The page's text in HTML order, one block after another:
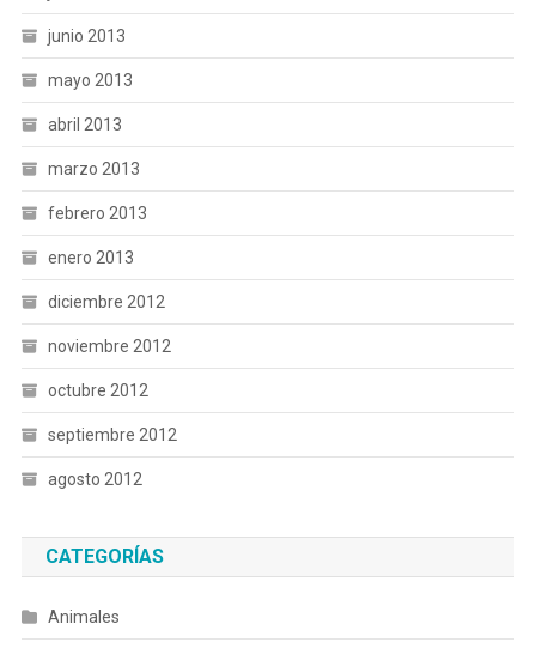
junio 2013
mayo 2013
abril 2013
marzo 2013
febrero 2013
enero 2013
diciembre 2012
noviembre 2012
octubre 2012
septiembre 2012
agosto 2012
CATEGORÍAS
Animales